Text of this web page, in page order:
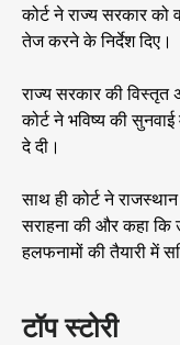
टॉप स्टोरी
कोर्ट ने राज्य सरकार को
तेज करने के निर्देश दिए।
राज्य सरकार की विस्तृत
कोर्ट ने भविष्य की
दे दी।
साथ ही कोर्ट ने
सराहना की और कहा कि
हलफनामों की तैयारी में